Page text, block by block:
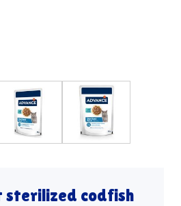
sterilized codfish